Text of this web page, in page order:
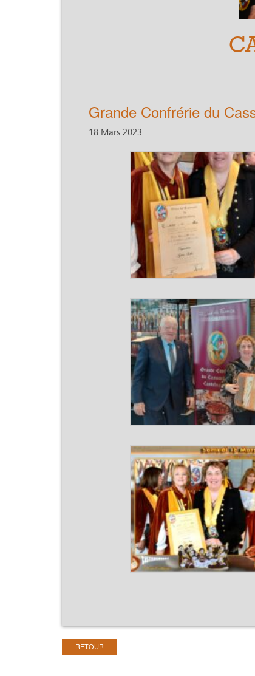
Grande Confrérie du
18 Mars 2023
RETOUR